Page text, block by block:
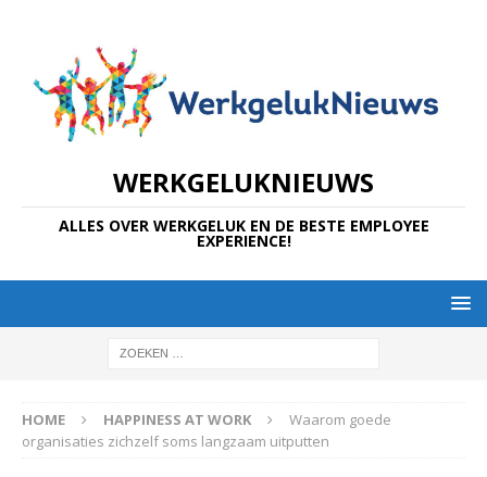
WERKGELUKNIEUWS
ALLES OVER WERKGELUK EN DE BESTE EMPLOYEE
EXPERIENCE!
HOME HAPPINESS AT WORK
Waarom goede
organisaties zichzelf soms langzaam uitputten